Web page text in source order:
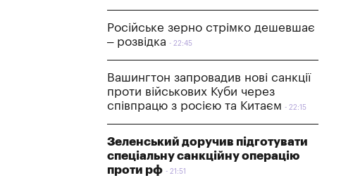
Російське зерно стрімко дешевшає
– розвідка
22:45
Вашингтон запровадив нові санкції
проти військових Куби через
співпрацю з росією та Китаєм
22:15
Зеленський доручив підготувати
спеціальну санкційну операцію
проти рф
21:51